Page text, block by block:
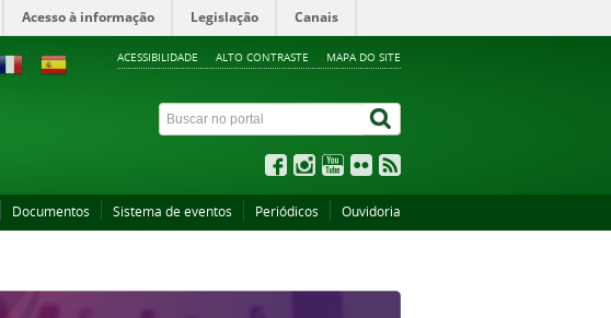
Acesso à informação Legislação Canais
ACESSIBILIDADE ALTO CONTRASTE MAPA DO SITE
Documentos Sistema de eventos Periódicos Ouvidoria